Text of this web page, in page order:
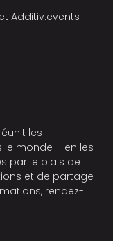
et Additiv.events
les
monde – en les
par le biais de
et de partage
rendez-